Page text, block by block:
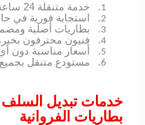
1. خدمة متنقلة 24 ساعة تشمل جميع مناطق الكويت.
2. استجابة فورية في
3. بطاريات أصلية
4. فنيون محترفون
5. أسعار مناسبة دون
6. مستودع متنقل بجميع
خدمات تبديل السلف
بطاريات الفروانية